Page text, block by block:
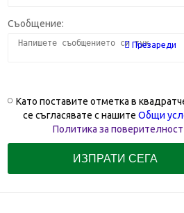
Съобщение:
Презареди
Като поставите отметка в
се съгласявате с нашитеОбщи
Политика за поверителност